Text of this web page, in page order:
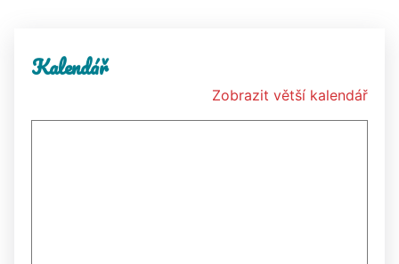
Kalendář
Zobrazit větší kalendář